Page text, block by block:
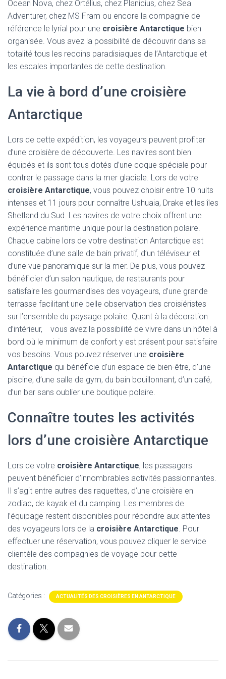
Ocean Nova, chez Ortélius, chez Planicius, chez Sea
Adventurer, chez MS Fram ou encore la compagnie de
référence le lyrial pour une croisière Antarctique bien
organisée. Vous avez la possibilité de découvrir dans sa
totalité tous les recoins paradisiaques de l’Antarctique et
les escales importantes de cette destination.
La vie à bord d’une croisière
Antarctique
Lors de cette expédition, les voyageurs peuvent profiter
d’une croisière de découverte. Les navires sont bien
équipés et ils sont tous dotés d’une coque spéciale pour
contrer le passage dans la mer glaciale. Lors de votre
croisière Antarctique, vous pouvez choisir entre 10 nuits
intenses et 11 jours pour connaître Ushuaia, Drake et les îles
Shetland du Sud. Les navires de votre choix offrent une
expérience maritime unique pour la destination polaire.
Chaque cabine lors de votre destination Antarctique est
constituée d’une salle de bain privatif, d’un téléviseur et
d’une vue panoramique sur la mer. De plus, vous pouvez
bénéficier d’un salon nautique, de restaurants pour
satisfaire les gourmandises des voyageurs, d’une grande
terrasse facilitant une belle observation des croisiéristes
sur l’ensemble du paysage polaire. Quant à la décoration
d’intérieur, vous avez la possibilité de vivre dans un hôtel à
bord où le minimum de confort y est présent pour satisfaire
vos besoins. Vous pouvez réserver une croisière
Antarctique qui bénéficie d’un espace de bien-être, d’une
piscine, d’une salle de gym, du bain bouillonnant, d’un café,
d’un bar sans oublier une boutique polaire.
Connaître toutes les activités
lors d’une croisière Antarctique
Lors de votre croisière Antarctique, les passagers
peuvent bénéficier d’innombrables activités passionnantes.
Il s’agit entre autres des raquettes, d’une croisière en
zodiac, de kayak et du camping. Les membres de
l’équipage restent disponibles pour répondre aux attentes
des voyageurs lors de la croisière Antarctique. Pour
effectuer une réservation, vous pouvez cliquer le service
clientèle des compagnies de voyage pour cette
destination.
Catégories : ACTUALITÉS DES CROISIÈRES EN ANTARCTIQUE